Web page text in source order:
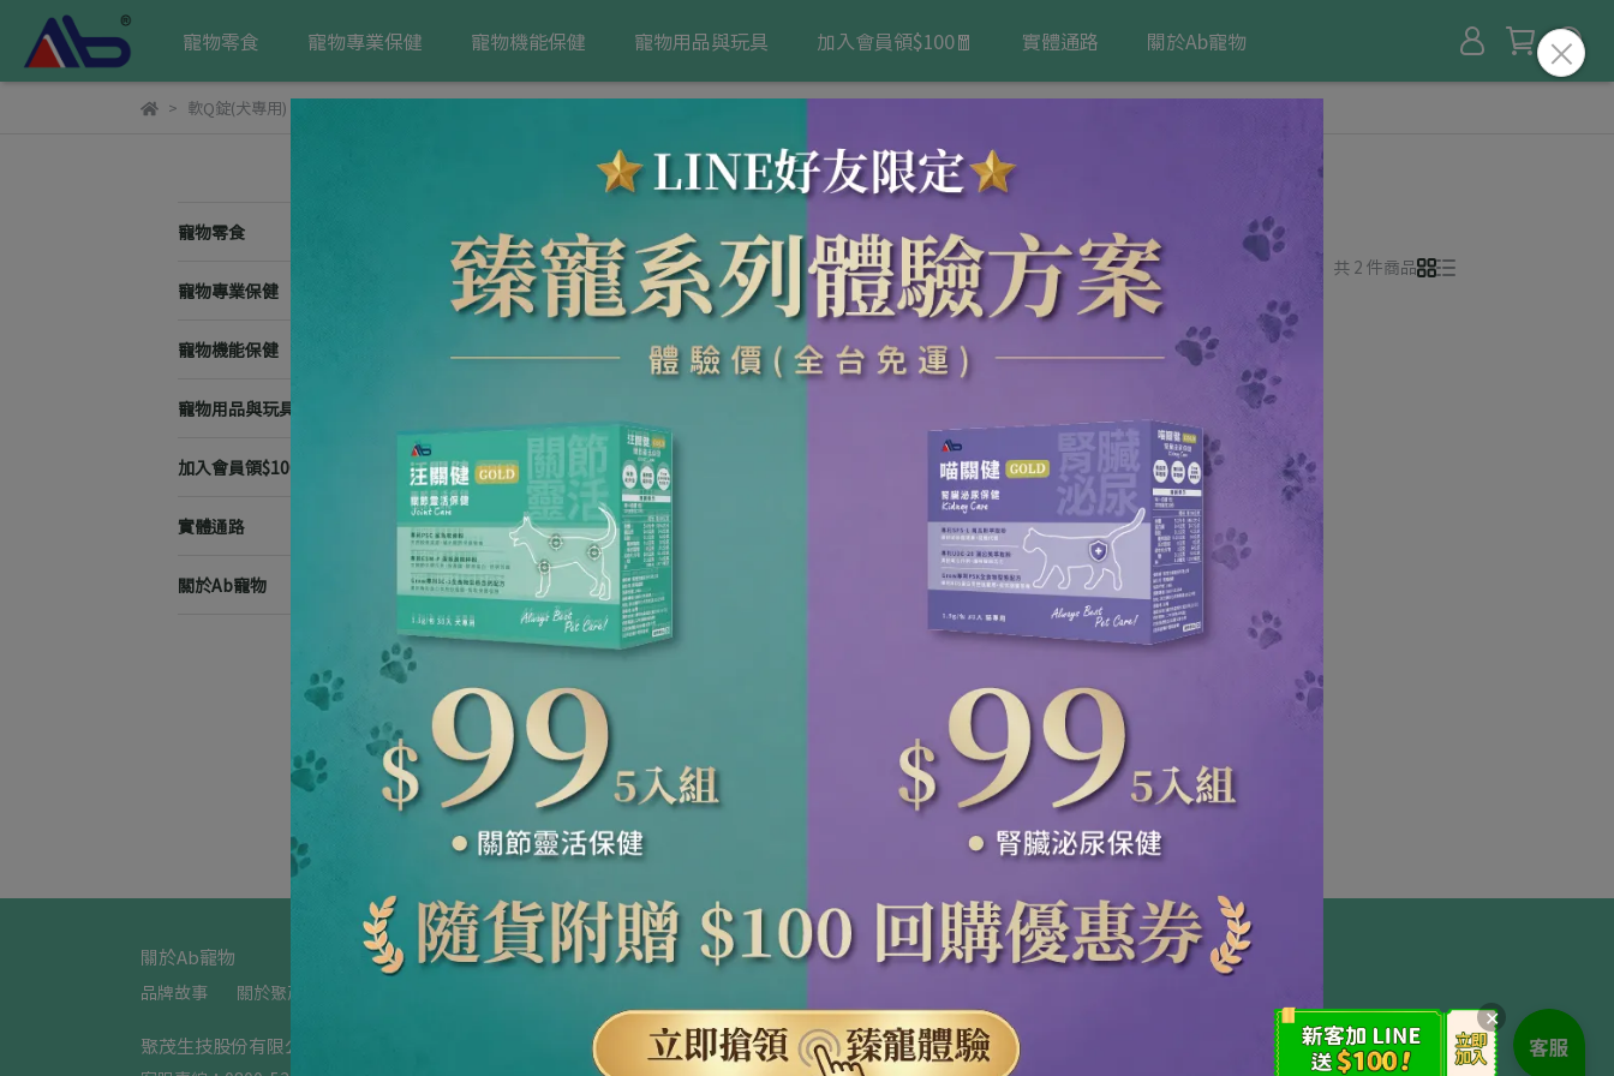
寵物零食 寵物專業保健 寵物機能保健 寵物用品與玩具 加入會員領$100🧧 實體通路 關於Ab寵物
軟Q錠(犬專用)
寵物零食
寵物專業保健
寵物機能保健
寵物用品與玩具
加入會員領$100🧧
實體通路
關於Ab寵物
軟Q錠(犬專用)
預設排序 價格 所有篩選條件 共 2 件商品
機能保健品，體重管理配方＋L-肉酸＋
專利古菌複合物
理（60粒）
已銷售：172
NT$690 NT$890
機能保健品，專利古菌複合物+紐西蘭綠
NT$890
關於Ab寵物
品牌故事 關於聚茂生技
聚茂生技股份有限公司 - 聯絡資訊
✕